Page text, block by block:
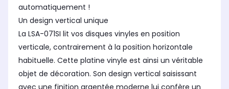
automatiquement !
Un design vertical unique
La LSA-071SI lit vos disques vinyles en position
verticale, contrairement à la position horizontale
habituelle. Cette platine vinyle est ainsi un véritable
objet de décoration. Son design vertical saisissant